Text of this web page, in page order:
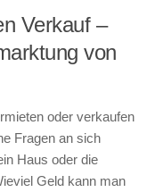
Verkauf –
von
oder verkaufen
Fragen an sich
Haus oder die
Geld kann man